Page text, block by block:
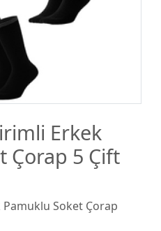
Erkek
Çorap 5 Çift
Soket Çorap